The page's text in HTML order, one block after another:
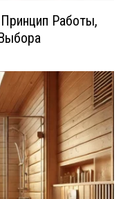
Работы,